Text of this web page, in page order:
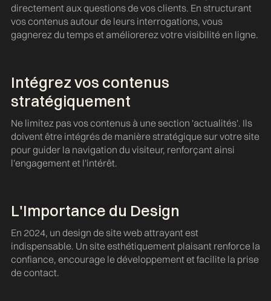
directement aux questions de vos clients. En structurant
vos contenus autour de leurs interrogations, vous
gagnerez du temps et améliorerez votre visibilité en ligne.
Intégrez vos contenus
stratégiquement
Ne limitez pas vos contenus à une section 'actualités'. Ils
doivent être intégrés de manière stratégique sur votre site
pour guider la navigation du visiteur, renforçant ainsi
l'engagement et l'intérêt.
L'Importance du Design
En 2024, un design de site web attrayant est
indispensable. Un site esthétiquement plaisant renforce la
confiance, encourage le développement et facilite la prise
de contact.